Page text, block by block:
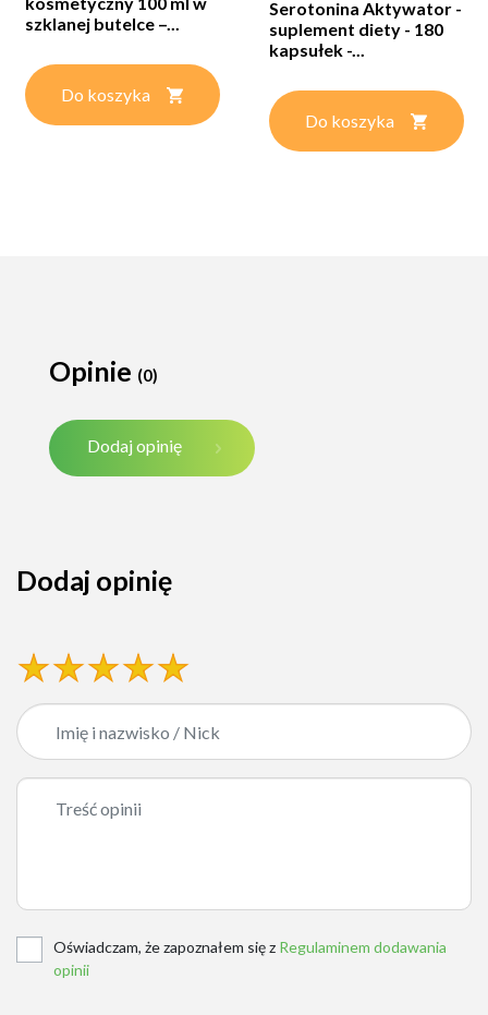
szklanej butelce –...
Do koszyka
Serotonina Aktywator -
suplement diety - 180
kapsułek -...
Do koszyka
Opinie (0)
Dodaj opinię
Dodaj opinię
Oświadczam, że zapoznałem się z Regulaminem dodawania
opinii